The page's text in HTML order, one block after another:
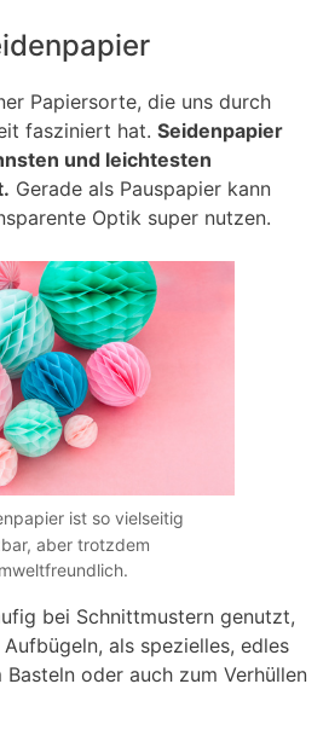
Papiersorte, die uns durch
fasziniert hat. Seidenpapier
und leichtesten
Gerade als Pauspapier kann
Optik super nutzen.
ist so vielseitig
aber trotzdem
bei Schnittmustern genutzt,
als spezielles, edles
Basteln oder auch zum Verhüllen